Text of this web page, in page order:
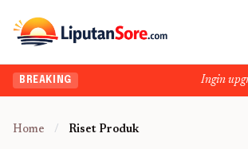
BREAKING Ingin
Home / Riset Produk